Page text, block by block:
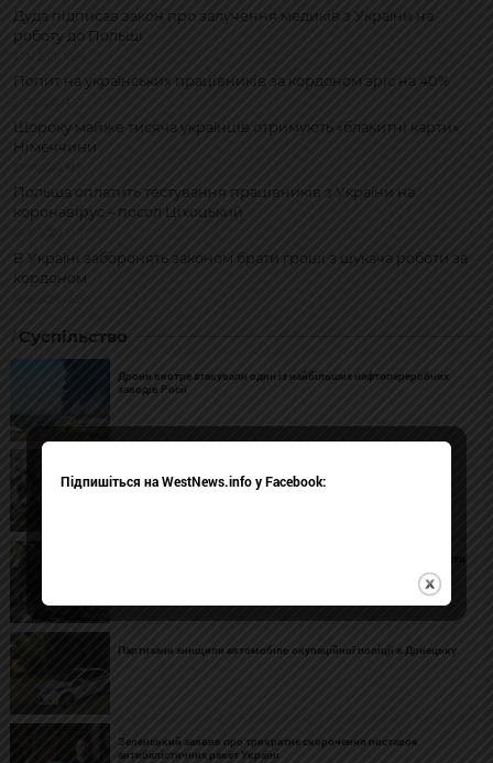
Дуда підписав закон про залучення медиків з України на
роботу до Польщі
Попит на українських працівників за кордоном зріс на 40%
Щороку майже тисяча українців отримують «блакитні карти»
Німеччини
Польща оплатить тестування працівників з України на
коронавірус – посол Ціхоцький
В Україні заборонять законом брати гроші з шукача роботи за
кордоном
Суспільство
Дрони вкотре атакували один із найбільших нафтопереробних
заводів Росії
працівникам
Партизани знищили автомобіль окупаційної поліції в Донецьку
Зеленський заявив про трикратне скорочення поставок
антибалістичних ракет Україні
Підпишіться на WestNews.info у Facebook: